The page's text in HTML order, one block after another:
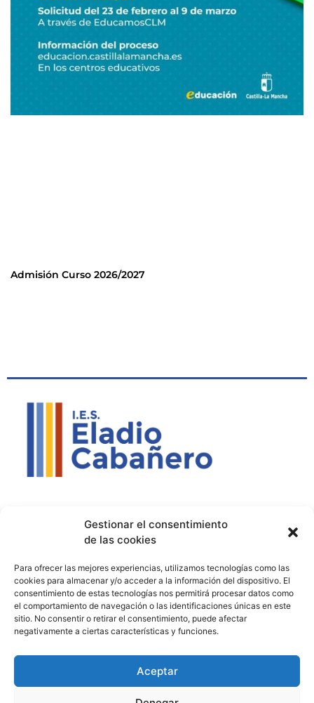
Gestionar el consentimiento
de las cookies
Para ofrecer las mejores experiencias, utilizamos tecnologías como las
cookies para almacenar y/o acceder a la información del dispositivo. El
consentimiento de estas tecnologías nos permitirá procesar datos como
el comportamiento de navegación o las identificaciones únicas en este
sitio. No consentir o retirar el consentimiento, puede afectar
negativamente a ciertas características y funciones.
Aceptar
Admisión Curso 2026/2027
926 51 00 33
13003129.ies@educastillalamancha.es
C. Ángel Luis Cabañas
Serna, 7, 13700 Tomelloso,
Proyecto Bilingüe
Ágora Europa
Melanogaster Catch the Fly